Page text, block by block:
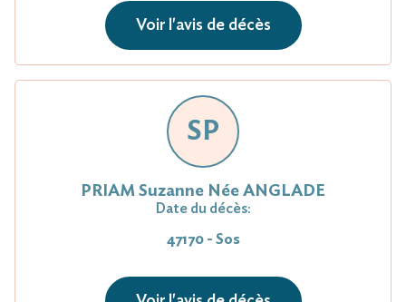
Voir l'avis de décès
SP
PRIAM Suzanne Née ANGLADE
Date du décès:
47170 - Sos